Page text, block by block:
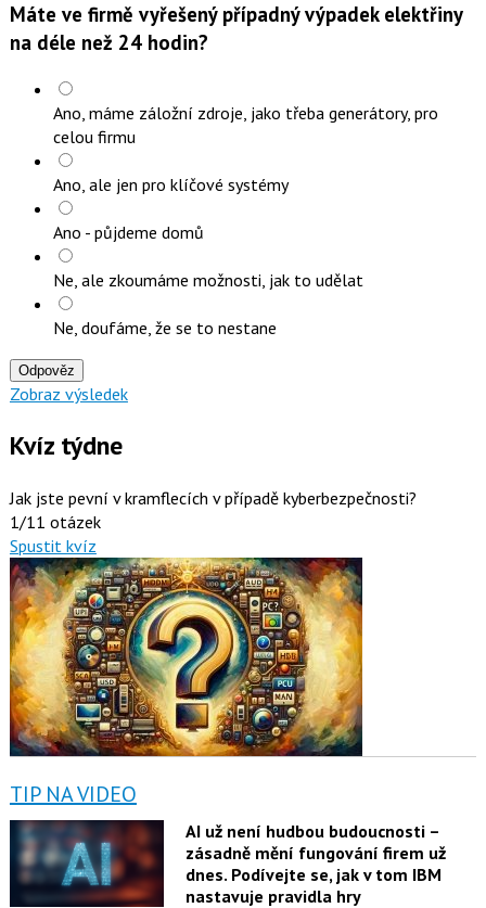
Máte ve firmě vyřešený případný výpadek elektřiny
na déle než 24 hodin?
Ano, máme záložní zdroje, jako třeba generátory, pro
celou firmu
Ano, ale jen pro klíčové systémy
Ano - půjdeme domů
Ne, ale zkoumáme možnosti, jak to udělat
Ne, doufáme, že se to nestane
Odpověz
Zobraz výsledek
Kvíz týdne
Jak jste pevní v kramflecích v případě kyberbezpečnosti?
1/11 otázek
Spustit kvíz
TIP NA VIDEO
AI už není hudbou budoucnosti –
zásadně mění fungování firem už
dnes. Podívejte se, jak v tom IBM
nastavuje pravidla hry